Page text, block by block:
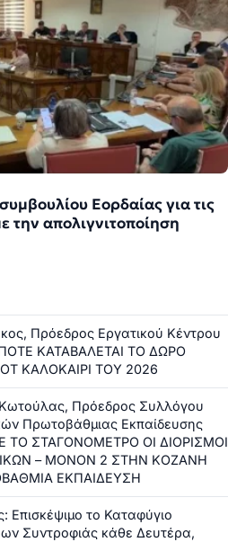
Εορδαίας για τις
την απολιγνιτοποίηση
Πρόεδρος Εργατικού Κέντρου
ΚΑΤΑΒΑΛΕΤΑΙ ΤΟ ΔΩΡΟ
ΚΑΛΟΚΑΙΡΙ ΤΟΥ 2026
Πρόεδρος Συλλόγου
Πρωτοβάθμιας Εκπαίδευσης
ΤΟ ΣΤΑΓΟΝΟΜΕΤΡΟ ΟΙ ΔΙΟΡΙΣΜΟΙ
– ΜΟΝΟΝ 2 ΣΤΗΝ ΚΟΖΑΝΗ
ΕΚΠΑΙΔΕΥΣΗ
Επισκέψιμο το Καταφύγιο
Συντροφιάς κάθε Δευτέρα,